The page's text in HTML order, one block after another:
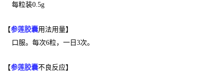
每粒装0.5g
【参莲胶囊用法用量】
口服。每次6粒，一日3次。
【参莲胶囊不良反应】